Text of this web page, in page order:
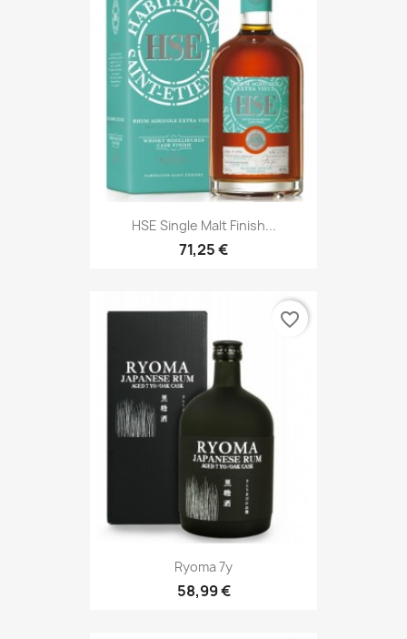
HSE Single Malt Finish...
71,25 €
Ryoma 7y
58,99 €
favorite_border